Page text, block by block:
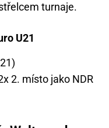
turnaje.
U21
2. místo jako NDR